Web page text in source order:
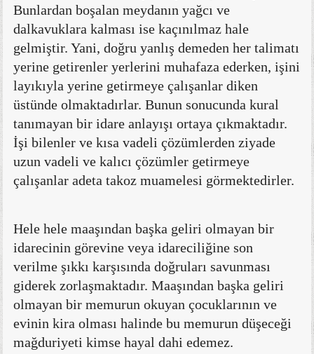
Bunlardan boşalan meydanın yağcı ve
dalkavuklara kalması ise kaçınılmaz hale
gelmiştir. Yani, doğru yanlış demeden her talimatı
yerine getirenler yerlerini muhafaza ederken, işini
layıkıyla yerine getirmeye çalışanlar diken
üstünde olmaktadırlar. Bunun sonucunda kural
tanımayan bir idare anlayışı ortaya çıkmaktadır.
İşi bilenler ve kısa vadeli çözümlerden ziyade
uzun vadeli ve kalıcı çözümler getirmeye
çalışanlar adeta takoz muamelesi görmektedirler.
Hele hele maaşından başka geliri olmayan bir
idarecinin görevine veya idareciliğine son
verilme şıkkı karşısında doğruları savunması
giderek zorlaşmaktadır. Maaşından başka geliri
olmayan bir memurun okuyan çocuklarının ve
evinin kira olması halinde bu memurun düşeceği
mağduriyeti kimse hayal dahi edemez.